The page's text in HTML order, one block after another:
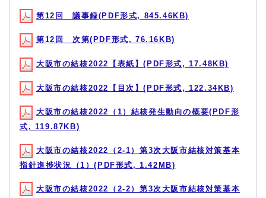
第12回 議事録(PDF形式, 845.46KB)
第12回 次第(PDF形式, 76.16KB)
大阪市の結核2022【表紙】(PDF形式, 17.48KB)
大阪市の結核2022【目次】(PDF形式, 122.34KB)
大阪市の結核2022（1）結核発生動向の概要(PDF形
式, 119.87KB)
大阪市の結核2022（2-1）第3次大阪市結核対策基本
指針進捗状況（1）(PDF形式, 1.42MB)
大阪市の結核2022（2-2）第3次大阪市結核対策基本